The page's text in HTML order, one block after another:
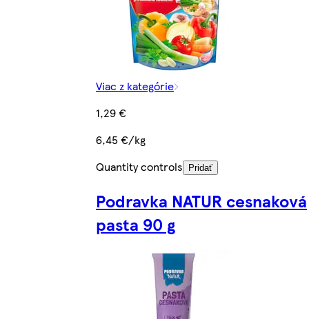
Viac z kategórie
1,29 €
6,45 €/kg
Quantity controls
Pridať
Podravka NATUR cesnaková
pasta 90 g